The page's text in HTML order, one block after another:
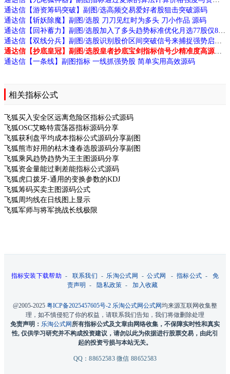
通达信【游资筹码突破】副图/选高频交易爱好者股狙击突破源码
通达信【斩妖除魔】副图/选股 刀刀见红时为多头 刀小作品 源码
通达信【一条线】副图指标 一线抓强势股 简单实用高效源码
相关指标公式
飞狐买入安全区远离危险区指标公式源码
飞狐OSC艾略特震荡器指标源码分享
飞狐获利盘平均成本指标公式源码分享副图
飞狐熊市好用的枯木逢春选股源码分享副图
飞狐乘风趋势趋势为王主图源码分享
飞狐资金量能过剩差能指标公式源码
飞狐虎口拨牙-通用的变换参数的KDJ
飞狐筹码买卖主图源码公式
飞狐周均线在日线图上显示
飞狐军师与将军挑战长线极限
指标安装下载帮助 - 联系我们 - 乐淘公式网 -公式网 -指标公式 -免
责声明 -隐私政策 -加入收藏
@2005-2025 粤ICP备2025457605号-2 乐淘公式网公式网均来源互联网收集整
理，如不慎侵犯了你的权益，请联系我们告知，我们将做删除处理
免责声明： 乐淘公式网所有指标公式及文章由网络收集，不保障实时性和真实
性, 仅供学习研究并不构成投资建议，请勿以此为依据进行股票交易，由此引
起的投资亏损与本站无关。
QQ：88652583 微信 88652583